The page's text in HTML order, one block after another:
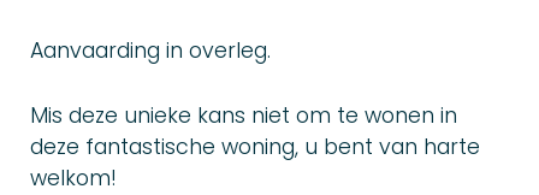
Aanvaarding in overleg.
Mis deze unieke kans niet om te wonen in
deze fantastische woning, u bent van harte
welkom!